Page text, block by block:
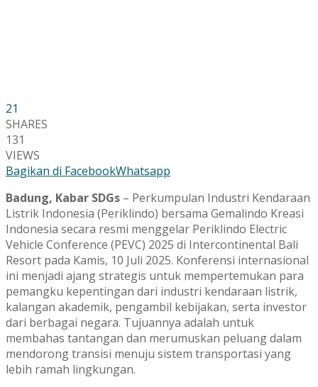
21
SHARES
131
VIEWS
Bagikan di FacebookWhatsapp
Badung, Kabar SDGs – Perkumpulan Industri Kendaraan
Listrik Indonesia (Periklindo) bersama Gemalindo Kreasi
Indonesia secara resmi menggelar Periklindo Electric
Vehicle Conference (PEVC) 2025 di Intercontinental Bali
Resort pada Kamis, 10 Juli 2025. Konferensi internasional
ini menjadi ajang strategis untuk mempertemukan para
pemangku kepentingan dari industri kendaraan listrik,
kalangan akademik, pengambil kebijakan, serta investor
dari berbagai negara. Tujuannya adalah untuk
membahas tantangan dan merumuskan peluang dalam
mendorong transisi menuju sistem transportasi yang
lebih ramah lingkungan.